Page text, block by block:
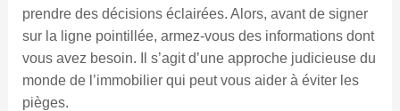
prendre des décisions éclairées. Alors, avant de signer
sur la ligne pointillée, armez-vous des informations dont
vous avez besoin. Il s’agit d’une approche judicieuse du
monde de l’immobilier qui peut vous aider à éviter les
pièges.